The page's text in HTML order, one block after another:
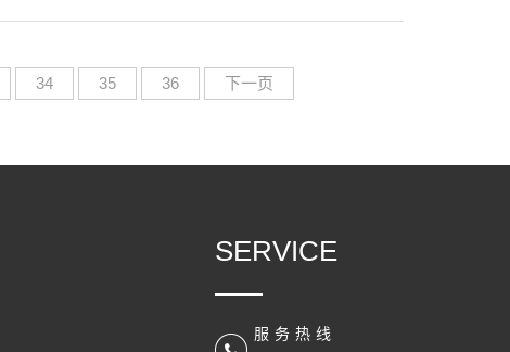
34 35 36 下一页
SERVICE
服务热线